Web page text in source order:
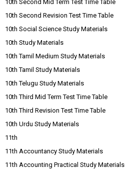
10th Second Mid Term Test Time Table
10th Second Revision Test Time Table
10th Social Science Study Materials
10th Study Materials
10th Tamil Medium Study Materials
10th Tamil Study Materials
10th Telugu Study Materials
10th Third Mid Term Test Time Table
10th Third Revision Test Time Table
10th Urdu Study Materials
11th
11th Accountancy Study Materials
11th Accounting Practical Study Materials